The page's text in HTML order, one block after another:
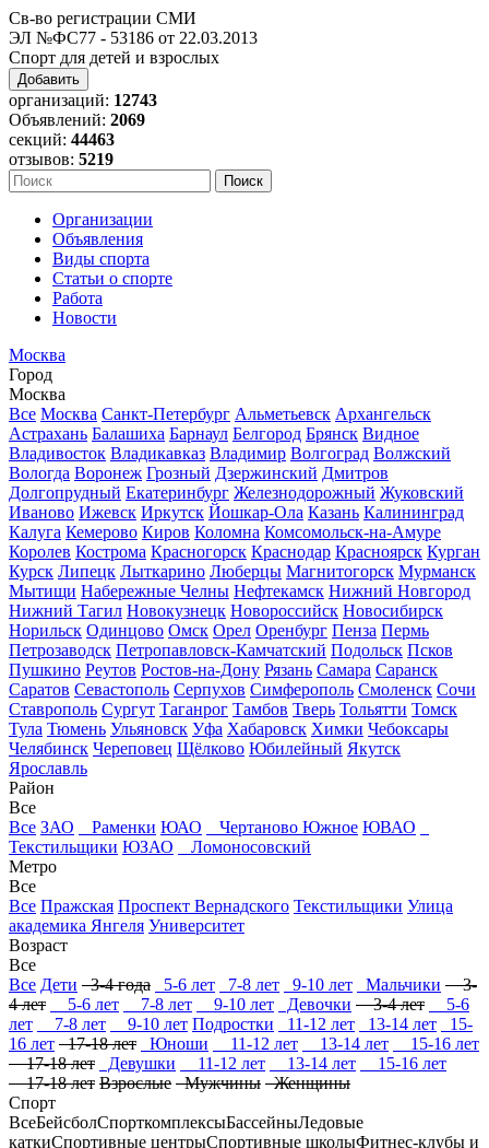
Св-во регистрации СМИ
ЭЛ №ФС77 - 53186 от 22.03.2013
Спорт для детей и взрослых
Добавить
организаций: 12743
Объявлений: 2069
секций: 44463
отзывов: 5219
Организации
Объявления
Виды спорта
Статьи о спорте
Работа
Новости
Москва
Город
Москва
Все Москва Санкт-Петербург Альметьевск Архангельск
Астрахань Балашиха Барнаул Белгород Брянск Видное
Владивосток Владикавказ Владимир Волгоград Волжский
Вологда Воронеж Грозный Дзержинский Дмитров
Долгопрудный Екатеринбург Железнодорожный Жуковский
Иваново Ижевск Иркутск Йошкар-Ола Казань Калининград
Калуга Кемерово Киров Коломна Комсомольск-на-Амуре
Королев Кострома Красногорск Краснодар Красноярск Курган
Курск Липецк Лыткарино Люберцы Магнитогорск Мурманск
Мытищи Набережные Челны Нефтекамск Нижний Новгород
Нижний Тагил Новокузнецк Новороссийск Новосибирск
Норильск Одинцово Омск Орел Оренбург Пенза Пермь
Петрозаводск Петропавловск-Камчатский Подольск Псков
Пушкино Реутов Ростов-на-Дону Рязань Самара Саранск
Саратов Севастополь Серпухов Симферополь Смоленск Сочи
Ставрополь Сургут Таганрог Тамбов Тверь Тольятти Томск
Тула Тюмень Ульяновск Уфа Хабаровск Химки Чебоксары
Челябинск Череповец Щёлково Юбилейный Якутск
Ярославль
Район
Все
Все ЗАО Раменки ЮАО Чертаново Южное ЮВАО
Текстильщики ЮЗАО
Ломоносовский
Метро
Все
Все Пражская Проспект Вернадского Текстильщики Улица
академика Янгеля Университет
Возраст
Все
Все Дети 3-4 года 5-6 лет 7-8 лет 9-10 лет Мальчики 3-
4 лет
5-6 лет 7-8 лет 9-10 лет Девочки 3-4 лет
5-6
лет
7-8 лет 9-10 лет Подростки 11-12 лет 13-14 лет
15-
16 лет 17-18 лет Юноши 11-12 лет 13-14 лет
15-16 лет
17-18 лет
Девушки 11-12 лет 13-14 лет
15-16 лет
17-18 лет Взрослые Мужчины Женщины
Спорт
ВсеБейсболСпорткомплексыБассейныЛедовые
каткиСпортивные центрыСпортивные школыФитнес-клубы и